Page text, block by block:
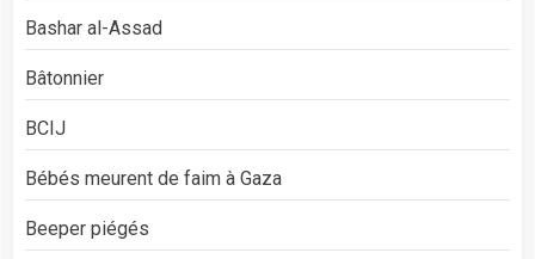
Bashar al-Assad
Bâtonnier
BCIJ
Bébés meurent de faim à Gaza
Beeper piégés